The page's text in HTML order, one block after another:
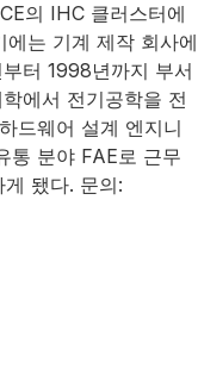
의 IHC 클러스터에
는 기계 제작 회사에
터 1998년까지 부서
에서 전기공학을 전
드웨어 설계 엔지니
통 분야 FAE로 근무
됐다. 문의: